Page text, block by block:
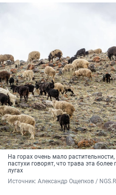
На горах очень мало
пастухи говорят, что трава эта
лугах
Источник: Александр Ощепков /